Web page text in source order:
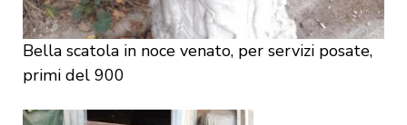
Bella scatola in noce venato, per servizi posate,
primi del 900